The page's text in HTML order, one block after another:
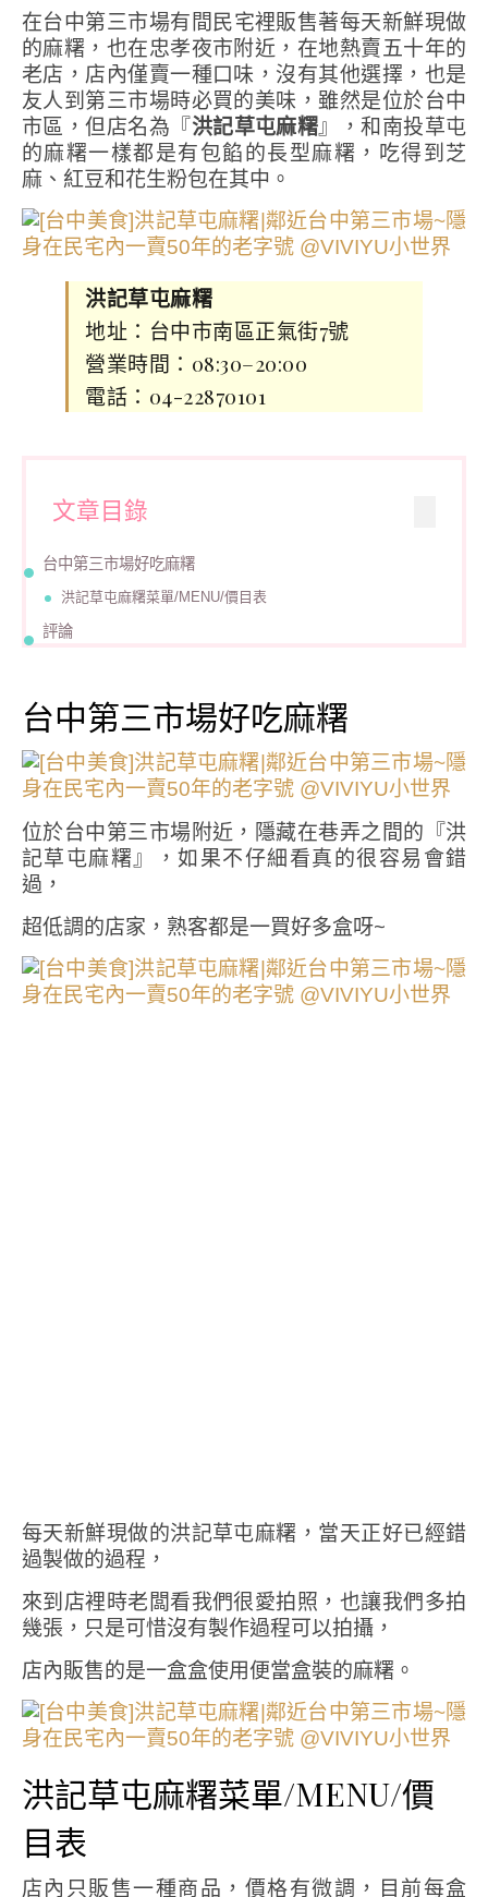
在台中第三市場有間民宅裡販售著每天新鮮現做
的麻糬，也在忠孝夜市附近，在地熱賣五十年的
老店，店內僅賣一種口味，沒有其他選擇，也是
友人到第三市場時必買的美味，雖然是位於台中
市區，但店名為『洪記草屯麻糬』，和南投草屯
的麻糬一樣都是有包餡的長型麻糬，吃得到芝
麻、紅豆和花生粉包在其中。
洪記草屯麻糬
地址：台中市南區正氣街7號
營業時間：08:30–20:00
電話：04-22870101
文章目錄
台中第三市場好吃麻糬
洪記草屯麻糬菜單/MENU/價目表
評論
台中第三市場好吃麻糬
位於台中第三市場附近，隱藏在巷弄之間的『洪
記草屯麻糬』，如果不仔細看真的很容易會錯
過，
超低調的店家，熟客都是一買好多盒呀~
每天新鮮現做的洪記草屯麻糬，當天正好已經錯
過製做的過程，
來到店裡時老闆看我們很愛拍照，也讓我們多拍
幾張，只是可惜沒有製作過程可以拍攝，
店內販售的是一盒盒使用便當盒裝的麻糬。
洪記草屯麻糬菜單/MENU/價
目表
店內只販售一種商品，價格有微調，目前每盒